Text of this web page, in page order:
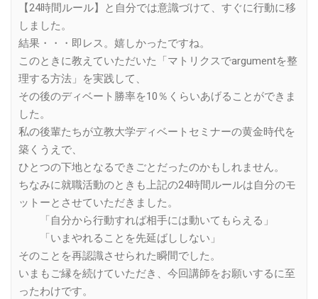
【24時間ルール】と自分では意識づけて、すぐに行動に移
しました。
結果・・・即レス。嬉しかったですね。
このときに教えていただいた「マトリクスでargumentを整
理する方法」を実践して、
その後のディベート勝率を10％くらいあげることができま
した。
私の後輩たちが立教大学ディベートセミナーの黄金時代を
築くうえで、
ひとつの下地となるできごとだったのかもしれません。
ちなみに就職活動のときも上記の24時間ルールは自分のモ
ットーとさせていただきました。
「自分から行動すれば相手には動いてもらえる」
「いまやれることを先延ばししない」
そのことを再認識させられた瞬間でした。
いまもご縁を続けていただき、今回講師をお願いするに至
ったわけです。